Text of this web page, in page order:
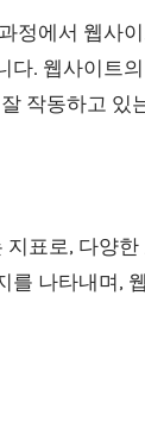
정에서 웹사
. 웹사이트
작동하고 있
표로, 다양
나타내며,